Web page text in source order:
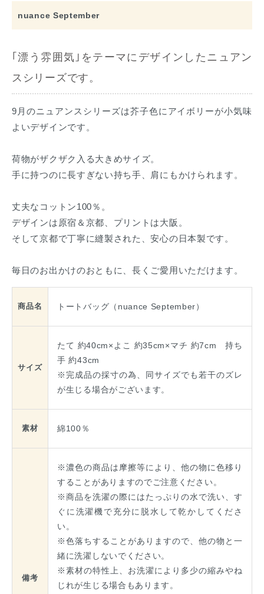
nuance September
｢漂う雰囲気｣をテーマにデザインしたニュアン
スシリーズです。
9月のニュアンスシリーズは芥子色にアイボリーが小気味
よいデザインです。
荷物がザクザク入る大きめサイズ。
手に持つのに長すぎない持ち手、肩にもかけられます。
丈夫なコットン100％。
デザインは原宿＆京都、プリントは大阪。
そして京都で丁寧に縫製された、安心の日本製です。
毎日のお出かけのおともに、長くご愛用いただけます。
商品名 トートバッグ（nuance September）
サイズ
たて 約40cm×よこ 約35cm×マチ 約7cm 持ち
手 約43cm
※完成品の採寸の為、同サイズでも若干のズレ
が生じる場合がございます。
素材 綿100％
備考
※濃色の商品は摩擦等により、他の物に色移り
することがありますのでご注意ください。
※商品を洗濯の際にはたっぷりの水で洗い、す
ぐに洗濯機で充分に脱水して乾かしてくださ
い。
※色落ちすることがありますので、他の物と一
緒に洗濯しないでください。
※素材の特性上、お洗濯により多少の縮みやね
じれが生じる場合もあります。